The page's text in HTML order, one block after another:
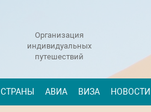
Организация
индивидуальных
путешествий
СТРАНЫ АВИА ВИЗА НОВОСТИ